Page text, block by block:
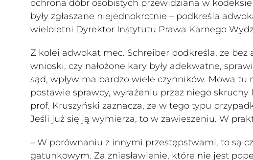
ochrona dóbr osobistych przewidziana w
były zgłaszane niejednokrotnie – podkreśla
wieloletni Dyrektor Instytutu Prawa Karnego
Z kolei adwokat mec. Schreiber podkreśla, że
wnioski, czy nałożone kary były adekwatne,
sąd, wpływ ma bardzo wiele czynników. Mowa tu
postawie sprawcy, wyrażeniu przez niego
prof. Kruszyński zaznacza, że w tego typu
Jeśli już się ją wymierza, to w zawieszeniu. W
– W porównaniu z innymi przestępstwami, to są
gatunkowym. Za zniesławienie, które nie jest